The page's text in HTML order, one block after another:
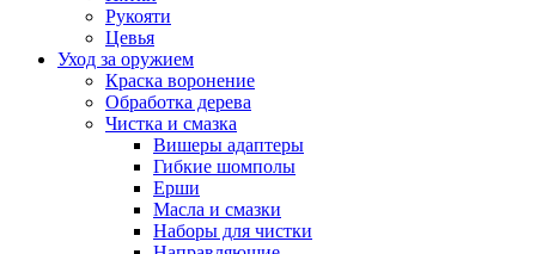
Рукояти
Цевья
Уход за оружием
Краска воронение
Обработка дерева
Чистка и смазка
Вишеры адаптеры
Гибкие шомполы
Ерши
Масла и смазки
Наборы для чистки